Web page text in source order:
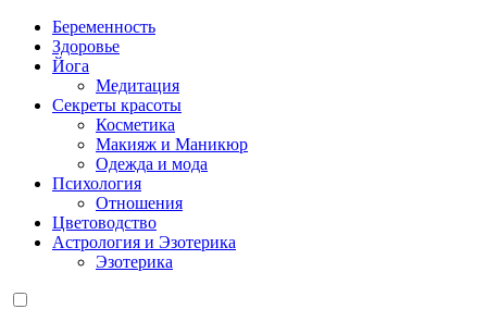
Беременность
Здоровье
Йога
Медитация
Секреты красоты
Косметика
Макияж и Маникюр
Одежда и мода
Психология
Отношения
Цветоводство
Астрология и Эзотерика
Эзотерика